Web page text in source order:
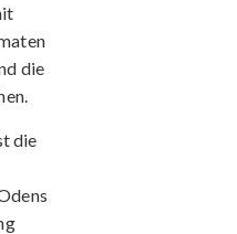
die
die